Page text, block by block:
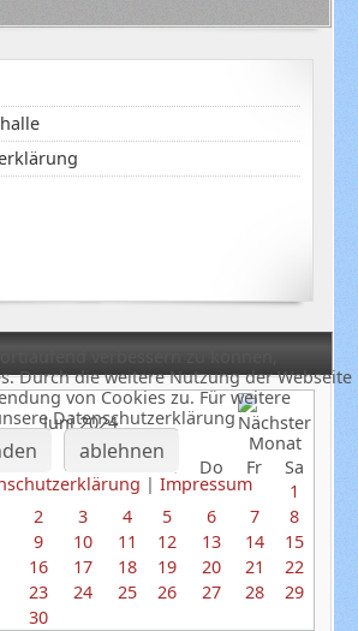
Juni 2024
Mi Do Fr
Sa
1
2
3 4 5 6 7
8
9
10 11 12 13 14
15
16
17 18 19 20 21
22
23
24 25 26 27 28
29
30
verbessern zu können,
Durch die weitere Nutzung der Webseite
von Cookies zu. Für weitere
Datenschutzerklärung
ablehnen
| Impressum